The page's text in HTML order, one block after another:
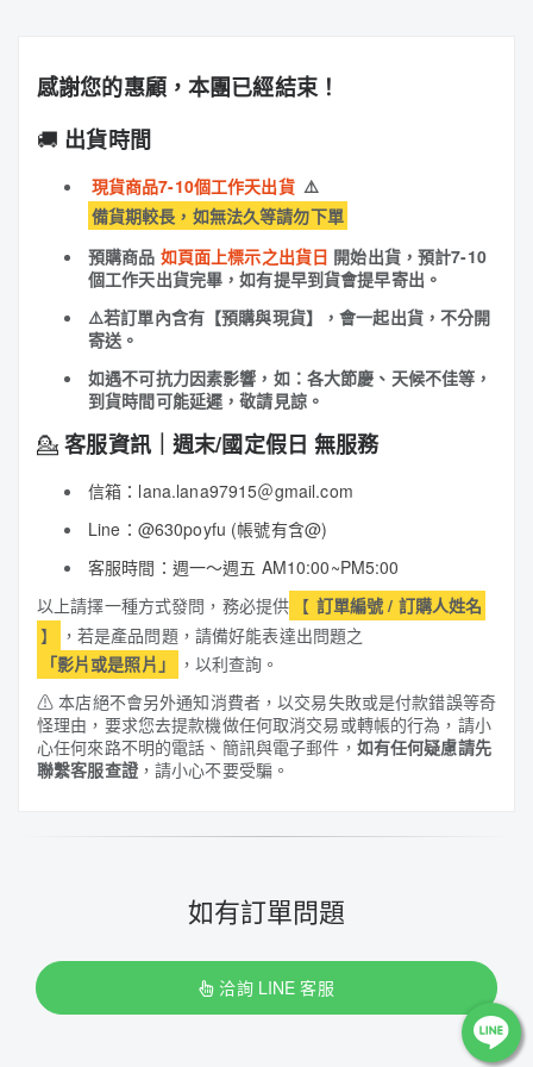
感謝您的惠顧，本團已經結束！
🚚 出貨時間
現貨商品7-10個工作天出貨 ⚠️
備貨期較長，如無法久等請勿下單
預購商品 如頁面上標示之出貨日 開始出貨，預計7-10
個工作天出貨完畢，如有提早到貨會提早寄出。
⚠️若訂單內含有【預購與現貨】，會一起出貨，不分開
寄送。
如遇不可抗力因素影響，如：各大節慶、天候不佳等，
到貨時間可能延遲，敬請見諒。
💁 客服資訊｜週末/國定假日 無服務
信箱：lana.lana97915＠gmail.com
Line： @630poyfu (帳號有含@)
客服時間：週一～週五 AM10:00~PM5:00
以上請擇一種方式發問，務必提供 【 訂單編號 / 訂購人姓名
】
，若是產品問題，請備好能表達出問題之
「影片或是照片」
，以利查詢。
⚠ 本店絕不會另外通知消費者，以交易失敗或是付款錯誤等奇
怪理由，要求您去提款機做任何取消交易或轉帳的行為，請小
心任何來路不明的電話、簡訊與電子郵件， 如有任何疑慮請先
聯繫客服查證，請小心不要受騙。
如有訂單問題
洽詢 LINE 客服